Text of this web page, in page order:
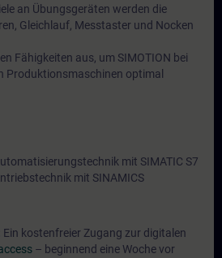
an Übungsgeräten werden die
Gleichlauf, Messtaster und Nocken
Fähigkeiten aus, um SIMOTION bei
Produktionsmaschinen optimal
mit SIMATIC S7
mit SINAMICS
Ein kostenfreier Zugang zur digitalen
– beginnend eine Woche vor